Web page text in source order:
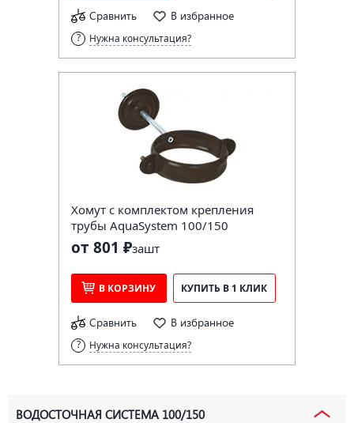
Сравнить В избранное
Нужна консультация?
Хомут с комплектом крепления
трубы AquaSystem 100/150
от 801 ₽зашт
В КОРЗИНУ КУПИТЬ В 1 КЛИК
Сравнить В избранное
Нужна консультация?
ВОДОСТОЧНАЯ СИСТЕМА 100/150